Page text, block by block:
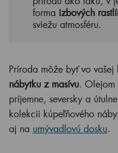
forma izbových
sviežu atmosféru.
Príroda môže byť vo
nábytku z masívu. Olejom
príjemne, seversky a
kolekcii kúpeľňového
aj na umývadlovú dosku.